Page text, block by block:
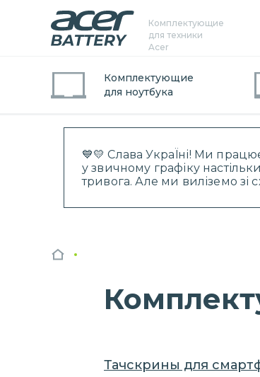
💙💛 Слава УкраЇні! Ми
у звичному графіку
тривога. Але ми виліземо зі
Комплектующие
для техники
Acer
Комплектующие
для ноутбука
Тачскрины для